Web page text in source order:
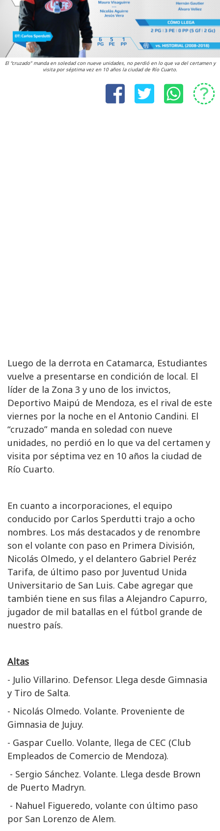
El “cruzado” manda en soledad con nueve unidades, no perdió en lo que va del certamen y
visita por séptima vez en 10 años la ciudad de Río Cuarto.
Luego de la derrota en Catamarca, Estudiantes
vuelve a presentarse en condición de local. El
líder de la Zona 3 y uno de los invictos,
Deportivo Maipú de Mendoza, es el rival de este
viernes por la noche en el Antonio Candini. El
“cruzado” manda en soledad con nueve
unidades, no perdió en lo que va del certamen y
visita por séptima vez en 10 años la ciudad de
Río Cuarto.
En cuanto a incorporaciones, el equipo
conducido por Carlos Sperdutti trajo a ocho
nombres. Los más destacados y de renombre
son el volante con paso en Primera División,
Nicolás Olmedo, y el delantero Gabriel Peréz
Tarifa, de último paso por Juventud Unida
Universitario de San Luis. Cabe agregar que
también tiene en sus filas a Alejandro Capurro,
jugador de mil batallas en el fútbol grande de
nuestro país.
Altas
- Julio Villarino. Defensor. Llega desde Gimnasia
y Tiro de Salta.
- Nicolás Olmedo. Volante. Proveniente de
Gimnasia de Jujuy.
- Gaspar Cuello. Volante, llega de CEC (Club
Empleados de Comercio de Mendoza).
- Sergio Sánchez. Volante. Llega desde Brown
de Puerto Madryn.
- Nahuel Figueredo, volante con último paso
por San Lorenzo de Alem.